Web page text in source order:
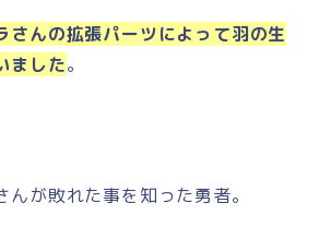
さんの拡張パーツによって羽の生
ました。
が敗れた事を知った勇者。